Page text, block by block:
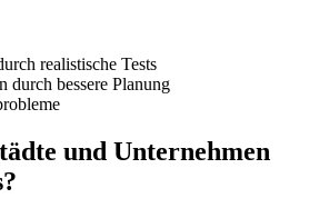
realistische Tests
durch bessere Planung
und Unternehmen